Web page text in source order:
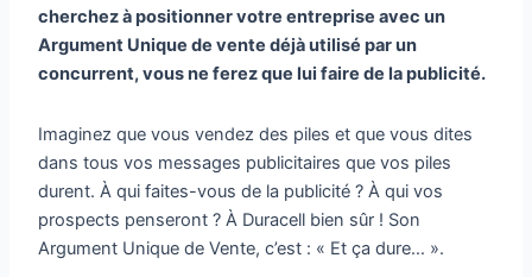
cherchez à positionner votre entreprise avec un
Argument Unique de vente déjà utilisé par un
concurrent, vous ne ferez que lui faire de la publicité.
Imaginez que vous vendez des piles et que vous dites
dans tous vos messages publicitaires que vos piles
durent. À qui faites-vous de la publicité ? À qui vos
prospects penseront ? À Duracell bien sûr ! Son
Argument Unique de Vente, c’est : « Et ça dure… ».